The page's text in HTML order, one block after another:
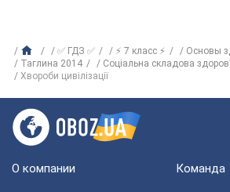
✅ ГДЗ ✅ ⚡ 7 класс ⚡
Основы
Таглина 2014
Соціальна складова
Хвороби цивілізації
О компании Команда